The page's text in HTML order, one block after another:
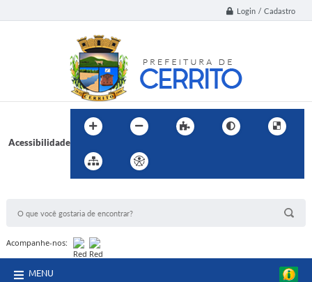
Login / Cadastro
Acessibilidade
Acompanhe-nos:
MENU